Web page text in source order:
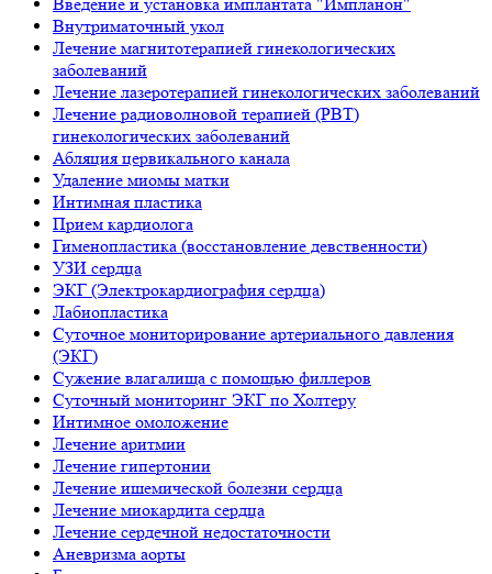
Внутриматочный укол
Лечение магнитотерапией гинекологических
заболеваний
Лечение лазеротерапией гинекологических заболеваний
Лечение радиоволновой терапией (РВТ)
гинекологических заболеваний
Абляция цервикального канала
Удаление миомы матки
Интимная пластика
Прием кардиолога
Гименопластика (восстановление девственности)
УЗИ сердца
ЭКГ (Электрокардиография сердца)
Лабиопластика
Суточное мониторирование артериального давления
(ЭКГ)
Сужение влагалища с помощью филлеров
Суточный мониторинг ЭКГ по Холтеру
Интимное омоложение
Лечение аритмии
Лечение гипертонии
Лечение ишемической болезни сердца
Лечение миокардита сердца
Лечение сердечной недостаточности
Аневризма аорты